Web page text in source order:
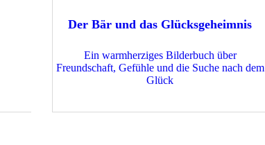
Der Bär und das Glücksgeheimnis
Ein warmherziges Bilderbuch über
Freundschaft, Gefühle und die Suche nach dem
Glück